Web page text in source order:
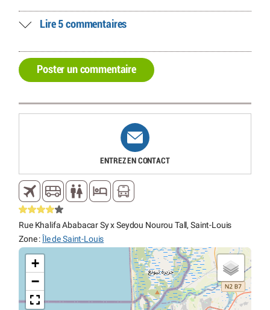
Lire 5 commentaires
Poster un commentaire
ENTREZ EN CONTACT
Rue Khalifa Ababacar Sy x Seydou Nourou Tall, Saint-Louis
Zone :Île de Saint-Louis
+
−